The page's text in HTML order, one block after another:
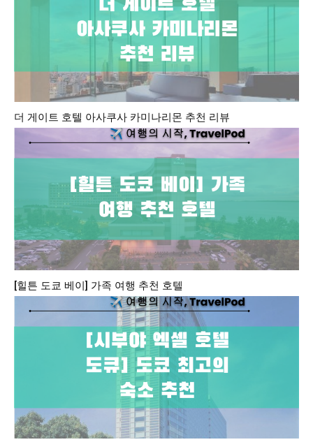
더 게이트 호텔 아사쿠사 카미나리몬 추천 리뷰
[힐튼 도쿄 베이] 가족 여행 추천 호텔